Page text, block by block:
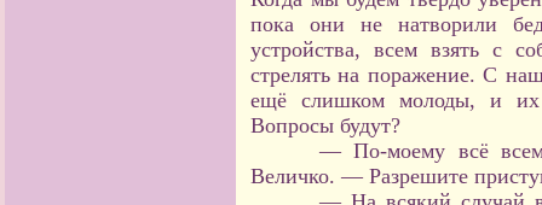
пока они не натворили
устройства, всем взять с
стрелять на поражение. С
ещё слишком молоды, и
Вопросы будут?
— По-моему всё
Величко. — Разрешите